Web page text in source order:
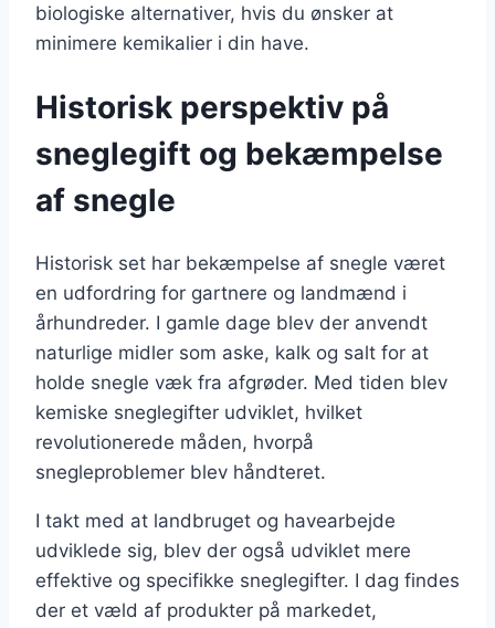
biologiske alternativer, hvis du ønsker at
minimere kemikalier i din have.
Historisk perspektiv på
sneglegift og bekæmpelse
af snegle
Historisk set har bekæmpelse af snegle været
en udfordring for gartnere og landmænd i
århundreder. I gamle dage blev der anvendt
naturlige midler som aske, kalk og salt for at
holde snegle væk fra afgrøder. Med tiden blev
kemiske sneglegifter udviklet, hvilket
revolutionerede måden, hvorpå
snegleproblemer blev håndteret.
I takt med at landbruget og havearbejde
udviklede sig, blev der også udviklet mere
effektive og specifikke sneglegifter. I dag findes
der et væld af produkter på markedet,